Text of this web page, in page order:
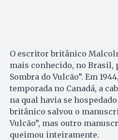
O escritor britânico
mais conhecido, no Brasil,
Sombra do Vulcão”. Em
temporada no Canadá, a
na qual havia se
britânico salvou o
Vulcão”, mas outro
queimou inteiramente.